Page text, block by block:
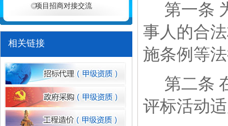
1 2
项目招商对接交流
相关链接
第一条
事人的合
施条例 等
第二条
评标活动